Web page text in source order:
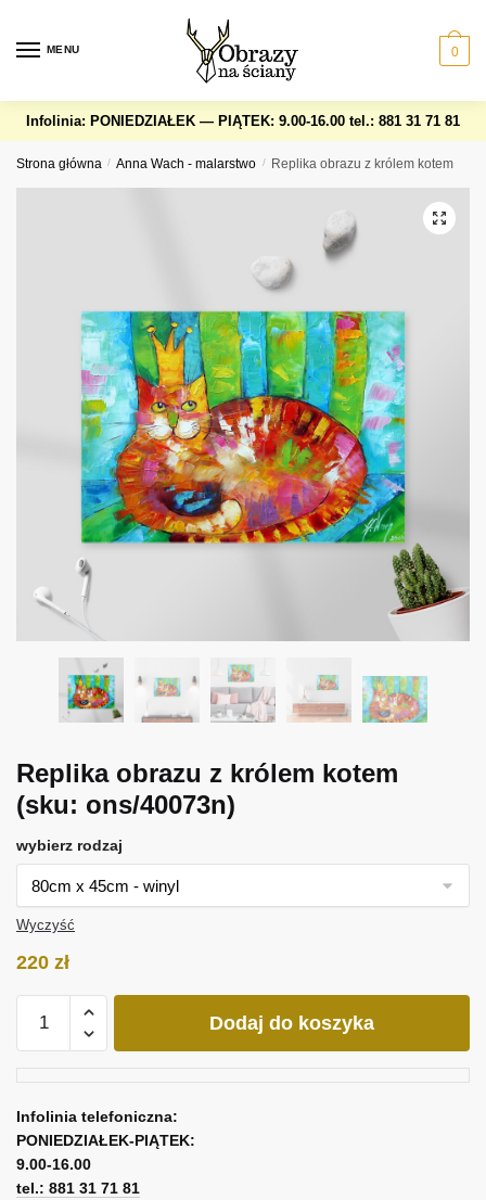
navigation
content
MENU 0
Infolinia: PONIEDZIAŁEK — PIĄTEK: 9.00-16.00 tel.: 881 31 71 81
Strona główna / Anna Wach - malarstwo / Replika obrazu z królem kotem
Replika obrazu z królem kotem
(sku: ons/40073n)
wybierz rodzaj
Wyczyść
220 zł
Replika
królem
kotem
Dodaj do koszyka
Infolinia telefoniczna:
PONIEDZIAŁEK-PIĄTEK:
9.00-16.00
tel.: 881 31 71 81